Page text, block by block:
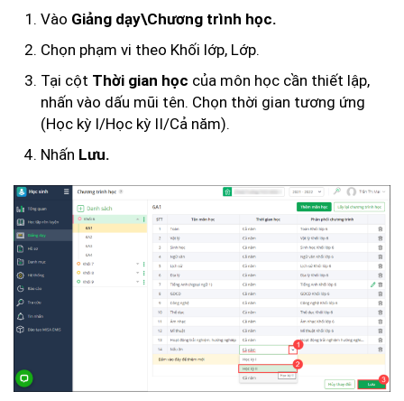
Vào Giảng dạy\Chương trình học.
Chọn phạm vi theo Khối lớp, Lớp.
Tại cột Thời gian học của môn học cần thiết lập,
nhấn vào dấu mũi tên. Chọn thời gian tương ứng
(Học kỳ I/Học kỳ II/Cả năm).
Nhấn Lưu.